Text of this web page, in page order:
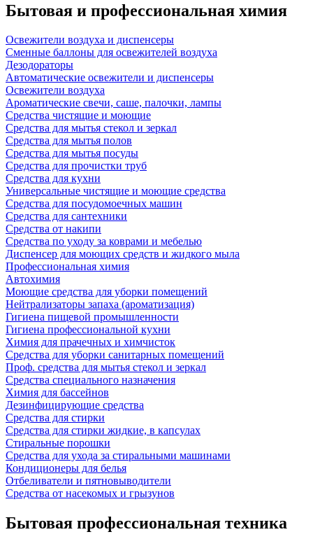
Бытовая и профессиональная химия
Освежители воздуха и диспенсеры
Сменные баллоны для освежителей воздуха
Дезодораторы
Автоматические освежители и диспенсеры
Освежители воздуха
Ароматические свечи, саше, палочки, лампы
Средства чистящие и моющие
Средства для мытья стекол и зеркал
Средства для мытья полов
Средства для мытья посуды
Средства для прочистки труб
Средства для кухни
Универсальные чистящие и моющие средства
Средства для посудомоечных машин
Средства для сантехники
Средства от накипи
Средства по уходу за коврами и мебелью
Диспенсер для моющих средств и жидкого мыла
Профессиональная химия
Автохимия
Моющие средства для уборки помещений
Нейтрализаторы запаха (ароматизация)
Гигиена пищевой промышленности
Гигиена профессиональной кухни
Химия для прачечных и химчисток
Средства для уборки санитарных помещений
Проф. средства для мытья стекол и зеркал
Средства специального назначения
Химия для бассейнов
Дезинфицирующие средства
Средства для стирки
Средства для стирки жидкие, в капсулах
Стиральные порошки
Средства для ухода за стиральными машинами
Кондиционеры для белья
Отбеливатели и пятновыводители
Средства от насекомых и грызунов
Бытовая профессиональная техника